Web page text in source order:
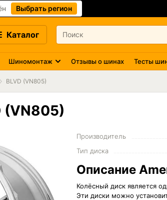
Выбрать регион
Каталог
Шиномонтаж Отзывы о шинах Тесты
BLVD (VN805)
(VN805)
Производитель
Тип диска
Описание
Колёсный диск является
Эти диски можно